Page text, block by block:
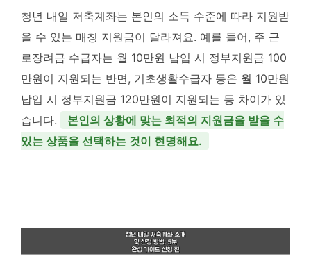
청년 내일 저축계좌는 본인의 소득 수준에 따라 지원받
을 수 있는 매칭 지원금이 달라져요. 예를 들어, 주 근
로장려금 수급자는 월 10만원 납입 시 정부지원금 100
만원이 지원되는 반면, 기초생활수급자 등은 월 10만원
납입 시 정부지원금 120만원이 지원되는 등 차이가 있
습니다.
본인의 상황에 맞는 최적의 지원금을 받을 수
있는 상품을 선택하는 것이 현명해요.